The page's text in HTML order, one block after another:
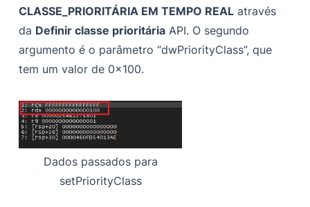
CLASSE_PRIORITÁRIA EM TEMPO REAL através
da Definir classe prioritária API. O segundo
argumento é o parâmetro “dwPriorityClass”, que
tem um valor de 0x100.
Dados passados para
setPriorityClass